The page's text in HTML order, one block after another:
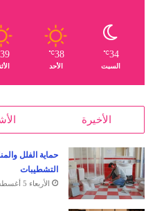
34
℃
السبت
38
℃
الأحد
39
الأخيرة
حماية الفلل
التشطيبات
الأربعاء 5 أغسطس 2026